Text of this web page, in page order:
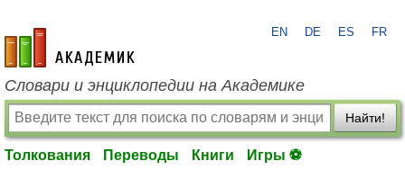
academic.ru
EN DE ES FR
Словари и энциклопедии на Академике
Найти!
Толкования Переводы Книги Игры ⚽